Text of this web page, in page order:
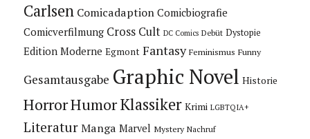
Carlsen Comicadaption Comicbiografie
Comicverfilmung Cross Cult DC Comics Debüt Dystopie
Edition Moderne Egmont Fantasy Feminismus Funny
Gesamtausgabe Graphic Novel Historie
HorrorHumorKlassiker Krimi LGBTQIA+
Literatur Manga Marvel Mystery Nachruf